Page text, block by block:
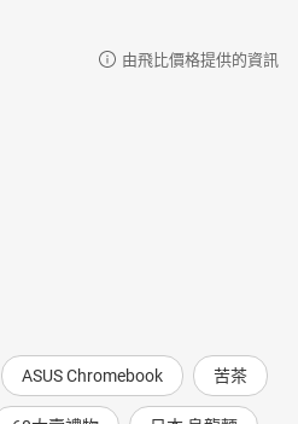
由飛比價格提供的資訊
ASUS Chromebook 苦茶